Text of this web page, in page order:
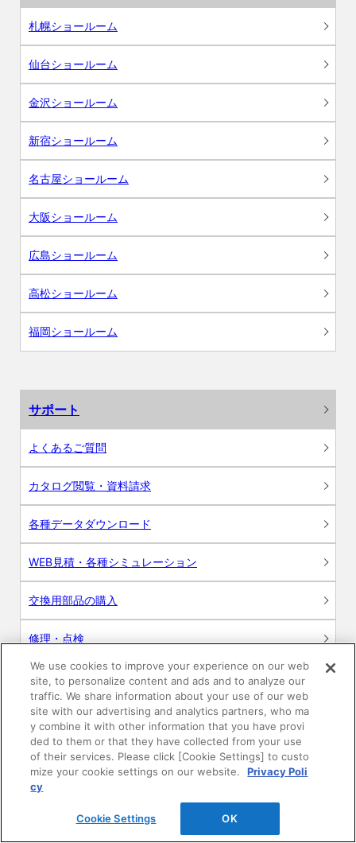
札幌ショールーム
仙台ショールーム
金沢ショールーム
新宿ショールーム
名古屋ショールーム
大阪ショールーム
広島ショールーム
高松ショールーム
福岡ショールーム
サポート
よくあるご質問
カタログ閲覧・資料請求
各種データダウンロード
WEB見積・各種シミュレーション
交換用部品の購入
修理・点検
お問い合わせ
ログイン
建築・設計関係者様向けサイト
ユーザー登録サービス
WEB見積システム
We use cookies to improve your experience on our web
site, to personalize content and ads and to analyze our
traffic. We share information about your use of our web
site with our advertising and analytics partners, who ma
y combine it with other information that you have provi
ded to them or that they have collected from your use
of their services. Please click [Cookie Settings] to custo
mize your cookie settings on our website.
Privacy Poli
cy
Cookie Settings OK